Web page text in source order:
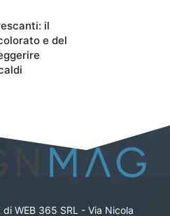
il
e del
WEB 365 SRL - Via Nicola